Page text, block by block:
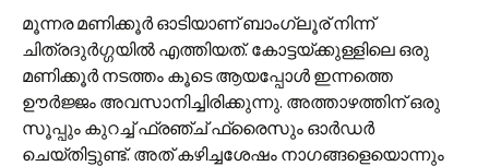
മൂന്നര മണിക്കൂർ ഓടിയാണ് ബാംഗ്ലൂര് നിന്ന്
ചിത്രദുർഗ്ഗയിൽ എത്തിയത്. കോട്ടയ്ക്കുള്ളിലെ ഒരു
മണിക്കൂർ നടത്തം കൂടെ ആയപ്പോൾ ഇന്നത്തെ
ഊർജ്ജം അവസാനിച്ചിരിക്കുന്നു. അത്താഴത്തിന് ഒരു
സൂപ്പും കുറച്ച് ഫ്രഞ്ച് ഫ്രൈസും ഓർഡർ
ചെയ്തിട്ടുണ്ട്. അത് കഴിച്ചശേഷം നാഗങ്ങളെയൊന്നും